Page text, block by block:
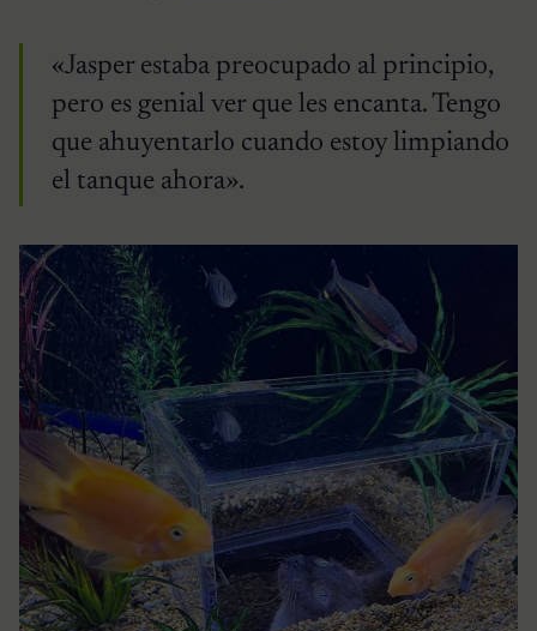
«Jasper estaba preocupado al principio,
pero es genial ver que les encanta. Tengo
que ahuyentarlo cuando estoy limpiando
el tanque ahora».